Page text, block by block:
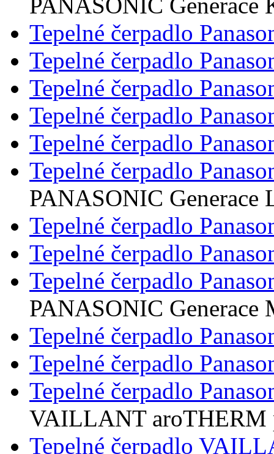
Tepelné čerpadlo
Tepelné čerpadlo
Tepelné čerpadlo
Tepelné čerpadlo
Tepelné čerpadlo
Tepelné čerpadlo
PANASONIC Generace
Tepelné čerpadlo
Tepelné čerpadlo
Tepelné čerpadlo
PANASONIC Generace
Tepelné čerpadlo
Tepelné čerpadlo
Tepelné čerpadlo
VAILLANT aroTHERM
Tepelné čerpadlo